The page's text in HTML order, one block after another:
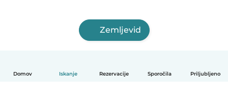
Domov Iskanje Rezervacije Sporočila Priljubljeno
Zemljevid